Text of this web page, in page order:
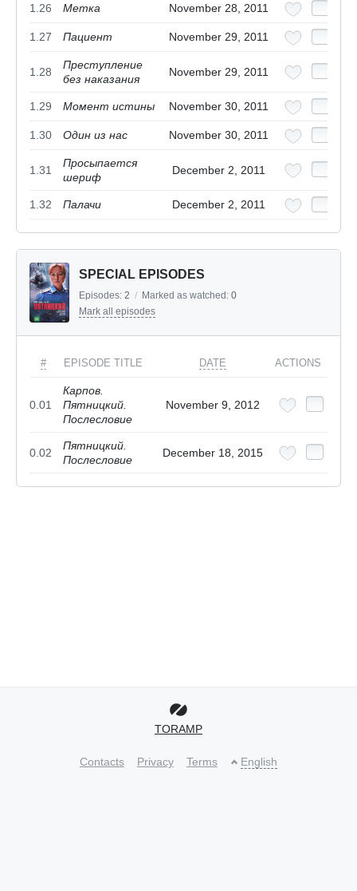
1.26 Метка November 28, 2011
1.27 Пациент November 29, 2011
1.28
Преступление
без наказания
November 29, 2011
1.29 Момент истины November 30, 2011
1.30 Один из нас November 30, 2011
1.31
Просыпается
шериф
December 2, 2011
1.32 Палачи December 2, 2011
SPECIAL EPISODES
Episodes: 2 / Marked as watched: 0
Mark all episodes
# EPISODE TITLE DATE ACTIONS
0.01
Карпов.
Пятницкий.
Послесловие
November 9, 2012
0.02
Пятницкий.
Послесловие
December 18, 2015
TORAMP
Contacts Privacy Terms English